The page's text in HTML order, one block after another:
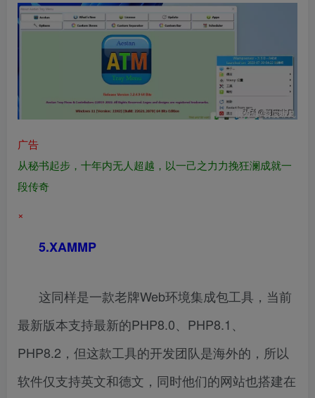
广告
从秘书起步，十年内无人超越，以一己之力力挽狂澜成就一
段传奇
×
5.XAMMP
这同样是一款老牌Web环境集成包工具，当前
最新版本支持最新的PHP8.0、PHP8.1、
PHP8.2，但这款工具的开发团队是海外的，所以
软件仅支持英文和德文，同时他们的网站也搭建在